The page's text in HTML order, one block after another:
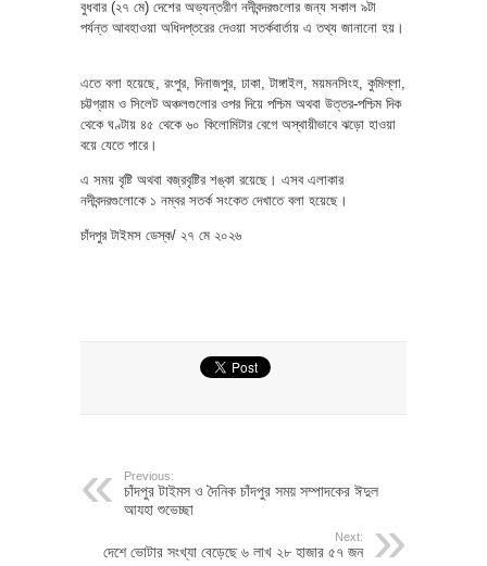
বুধবার (২৭ মে) দেশের অভ্যন্তরীণ নদীবন্দরগুলোর জন্য সকাল ৯টা
পর্যন্ত আবহাওয়া অধিদপ্তরের দেওয়া সতর্কবার্তায় এ তথ্য জানানো হয়।
এতে বলা হয়েছে, রংপুর, দিনাজপুর, ঢাকা, টাঙ্গাইল, ময়মনসিংহ, কুমিল্লা,
চট্টগ্রাম ও সিলেট অঞ্চলগুলোর ওপর দিয়ে পশ্চিম অথবা উত্তর-পশ্চিম দিক
থেকে ঘণ্টায় ৪৫ থেকে ৬০ কিলোমিটার বেগে অস্থায়ীভাবে ঝড়ো হাওয়া
বয়ে যেতে পারে।
এ সময় বৃষ্টি অথবা বজ্রবৃষ্টির শঙ্কা রয়েছে। এসব এলাকার
নদীবন্দরগুলোকে ১ নম্বর সতর্ক সংকেত দেখাতে বলা হয়েছে।
চাঁদপুর টাইমস ডেস্ক/ ২৭ মে ২০২৬
Previous:
চাঁদপুর টাইমস ও দৈনিক চাঁদপুর সময় সম্পাদকের ঈদুল
আযহা শুভেচ্ছা
Next:
দেশে ভোটার সংখ্যা বেড়েছে ৬ লাখ ২৮ হাজার ৫৭ জন